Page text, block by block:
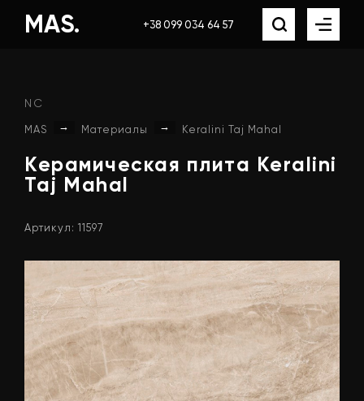
MAS. +38 099 034 64 57
NC
MAS → Материалы → Keralini Taj Mahal
Керамическая плита Keralini
Taj Mahal
Артикул: 11597